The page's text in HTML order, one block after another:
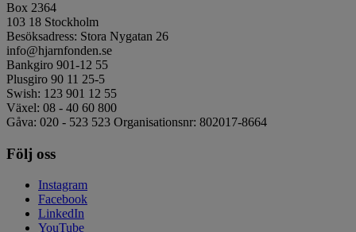
Box 2364
103 18 Stockholm
Besöksadress: Stora Nygatan 26
info@hjarnfonden.se
Bankgiro 901-12 55
Plusgiro 90 11 25-5
Swish: 123 901 12 55
Växel: 08 - 40 60 800
Gåva: 020 - 523 523 Organisationsnr: 802017-8664
Följ oss
Instagram
Facebook
LinkedIn
YouTube